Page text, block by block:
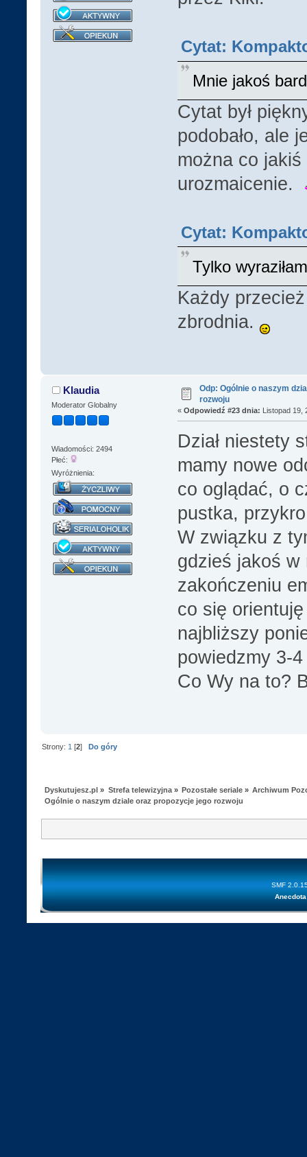
Cytat:
Mnie jakoś
Cytat był
podobało, ale
można co
urozmaicenie.
Cytat:
Tylko
Każdy
zbrodnia.
Klaudia
Moderator Globalny
Wiadomości: 2494
Płeć:
Wyróżnienia:
Odp: Ogólnie o naszym
rozwoju
« Odpowiedź #23 dnia: Listopad 19,
Dział niestety
mamy nowe
co oglądać, o
pustka,
W związku z
gdzieś jakoś w
zakończeniu
co się
najbliższy
powiedzmy 3-
Co Wy na to?
Strony: 1 [2]Do góry
Dyskutujesz.pl » Strefa telewizyjna» Pozostałe seriale » Archiwum
Ogólnie o naszym dziale oraz propozycje jego rozwoju
SMF
Anecdota